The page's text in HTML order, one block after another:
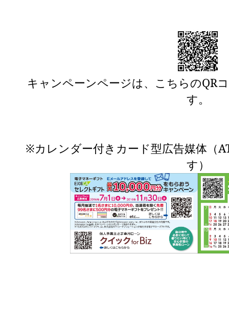
キャンペーンページは、こちらのQR
す。
※カレンダー付きカード型広告媒体（
す）